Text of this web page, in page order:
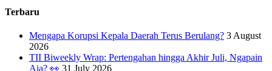
Terbaru
Mengapa Korupsi Kepala Daerah Terus Berulang? 3 August
2026
TII Biweekly Wrap: Pertengahan hingga Akhir Juli, Ngapain
Aja? 👀 31 July 2026